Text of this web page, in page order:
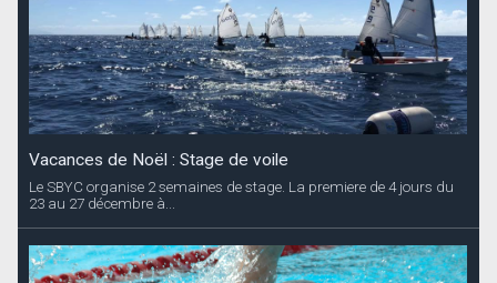
Vacances de Noël : Stage de voile
Le SBYC organise 2 semaines de stage. La premiere de 4 jours du
23 au 27 décembre à...